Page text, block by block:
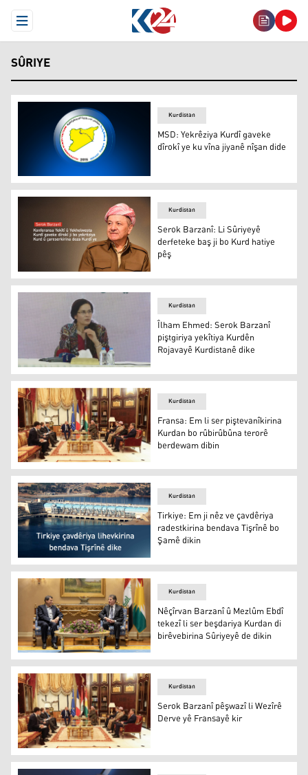
Open Menu
SÛRIYE
MSD: Yekrêziya Kurdî gaveke dîrokî ye ku vîna jiyanê
Kurdistan
MSD: Yekrêziya Kurdî gaveke
dîrokî ye ku vîna jiyanê nîşan dide
Serok Barzanî: Li Sûriyeyê derfeteke baş ji bo Kurd
Kurdistan
Serok Barzanî: Li Sûriyeyê
derfeteke baş ji bo Kurd hatiye
pêş
Îlham Ehmed: Serok Barzanî piştgiriya yekîtiya Kurdên
Kurdistan
Îlham Ehmed: Serok Barzanî
piştgiriya yekîtiya Kurdên
Rojavayê Kurdistanê dike
Fransa: Em li ser piştevanîkirina Kurdan bo rûbirûbûna
Kurdistan
Fransa: Em li ser piştevanîkirina
Kurdan bo rûbirûbûna terorê
berdewam dibin
Bendava Tişrînê
Kurdistan
Tirkiye: Em ji nêz ve çavdêriya
radestkirina bendava Tişrînê bo
Şamê dikin
Nêçîrvan Barzanî û Mezlûm Ebdî tekezî li ser
Kurdistan
Nêçîrvan Barzanî û Mezlûm Ebdî
tekezî li ser beşdariya Kurdan di
birêvebirina Sûriyeyê de dikin
Serok Barzanî pêşwazî li Wezîrê Derve yê Fransayê kir
Kurdistan
Serok Barzanî pêşwazî li Wezîrê
Derve yê Fransayê kir